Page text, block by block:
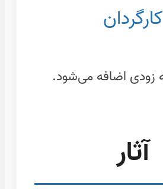
کارگردان
زودی اضافه می‌شود.
آثار